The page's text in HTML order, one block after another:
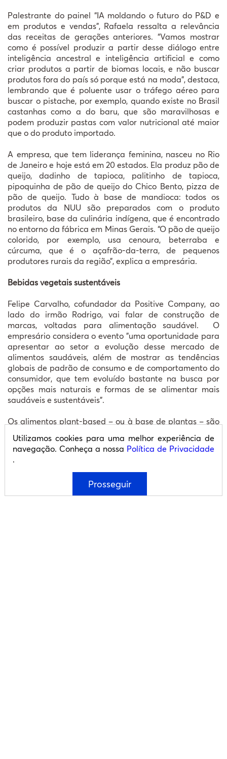
Palestrante do painel “IA moldando o futuro do P&D e
em produtos e vendas”, Rafaela ressalta a relevância
das receitas de gerações anteriores. “Vamos mostrar
como é possível produzir a partir desse diálogo entre
inteligência ancestral e inteligência artificial e como
criar produtos a partir de biomas locais, e não buscar
produtos fora do país só porque está na moda”, destaca,
lembrando que é poluente usar o tráfego aéreo para
buscar o pistache, por exemplo, quando existe no Brasil
castanhas como a do baru, que são maravilhosas e
podem produzir pastas com valor nutricional até maior
que o do produto importado.
A empresa, que tem liderança feminina, nasceu no Rio
de Janeiro e hoje está em 20 estados. Ela produz pão de
queijo, dadinho de tapioca, palitinho de tapioca,
pipoquinha de pão de queijo do Chico Bento, pizza de
pão de queijo. Tudo à base de mandioca: todos os
produtos da NUU são preparados com o produto
brasileiro, base da culinária indígena, que é encontrado
no entorno da fábrica em Minas Gerais. “O pão de queijo
colorido, por exemplo, usa cenoura, beterraba e
cúrcuma, que é o açafrão-da-terra, de pequenos
produtores rurais da região”, explica a empresária.
Bebidas vegetais sustentáveis
Felipe Carvalho, cofundador da Positive Company, ao
lado do irmão Rodrigo, vai falar de construção de
marcas, voltadas para alimentação saudável. O
empresário considera o evento "uma oportunidade para
apresentar ao setor a evolução desse mercado de
alimentos saudáveis, além de mostrar as tendências
globais de padrão de consumo e de comportamento do
consumidor, que tem evoluído bastante na busca por
opções mais naturais e formas de se alimentar mais
saudáveis e sustentáveis”.
Os alimentos plant-based – ou à base de plantas – são
uma dieta com foco em ingredientes naturais. Nesse
contexto, A Tal da Castanha, principal marca da
empresa, tem os nuts como base de seus produtos. O
portfólio conta com castanha-de-caju, amêndoa,
castanha-do-pará, coco e produtos à base de aveia”,
explica Carvalho.
Utilizamos cookies para uma melhor experiência de
navegação. Conheça a nossa Política de Privacidade
.
Prosseguir